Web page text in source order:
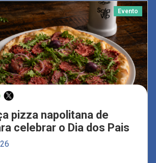
Evento
pizza napolitana de
celebrar o Dia dos Pais